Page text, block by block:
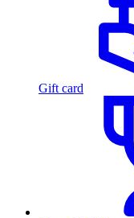
Gift card